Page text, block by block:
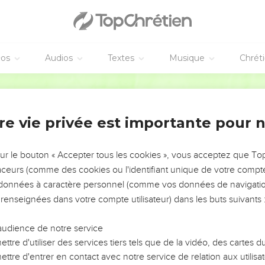
Audios Textes Musique
porte de sa ville :
Enterre ton mort ! »
devant la population du pays
la population du pays : « Ecoute-moi, je t'en prie ! Je donne le
:
moi ! Une terre de 400 pièces d'argent, qu'est-ce que cela
et lui pesa la quantité d’argent qu'il avait indiquée devant
en vigueur chez les marchands.
vis-à-vis de Mamré, le champ et la grotte qui s’y
d'Abraham en présence des descendants de Heth et de
vie privée est importante pour
le bouton « Accepter tous les cookies », vous acceptez que
(comme des cookies ou l'identifiant unique de votre
à caractère personnel (comme vos données de
dans votre compte utilisateur) dans les buts suivants :
de notre service
d'utiliser des services tiers tels que de la vidéo, des cartes
d'entrer en contact avec notre service de relation aux